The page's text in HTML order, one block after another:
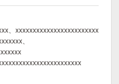
、xxxxxxxxxxxxxxxxxxxxxxxx
、